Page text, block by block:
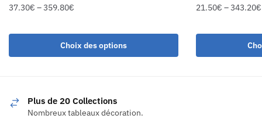
37.30€ –359.80€
Choix des options
21.50€ –343.20€
Plus de 20 Collections
Nombreux tableaux décoration.